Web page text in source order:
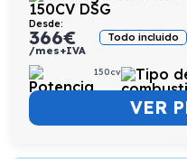
Desde:
366€
/mes+IVA
Todo incluido
150cv
VER